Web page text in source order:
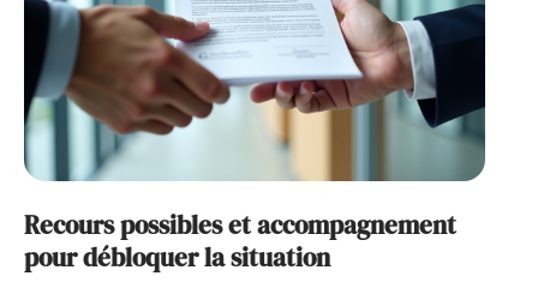
Recours possibles et accompagnement
pour débloquer la situation